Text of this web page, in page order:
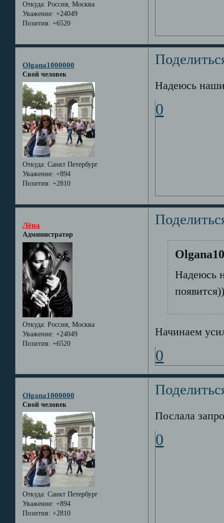
Откуда: Россия, Москва
Уважение: +24049
Позитив: +6520
Olgana1000000
Свой человек
Откуда: Санкт Петербург
Уважение: +894
Позитив: +2810
Надеюсь
0
Лёна
Администратор
Откуда: Россия, Москва
Уважение: +24049
Позитив: +6520
Надеюсь
Начинаем
0
Olgana1000000
Свой человек
Откуда: Санкт Петербург
Уважение: +894
Позитив: +2810
Послала
0